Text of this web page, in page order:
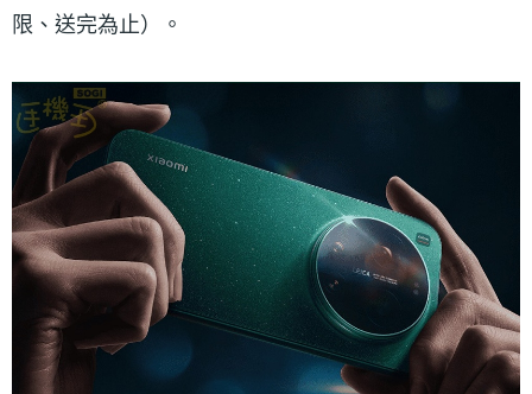
限、送完為止）。